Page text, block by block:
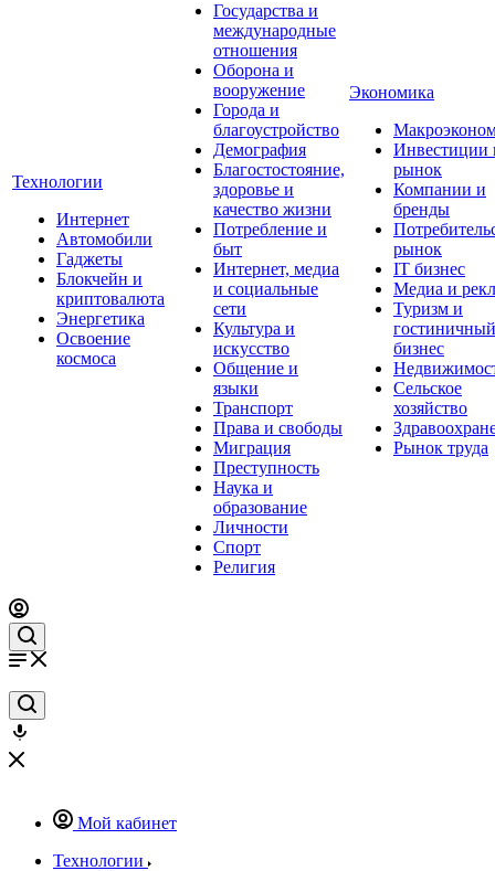
Технологии
Интернет
Автомобили
Гаджеты
Блокчейн и
криптовалюта
Энергетика
Освоение
космоса
Государства и
международные
отношения
Оборона и
вооружение
Города и
благоустройство
Демография
Благостостояние,
здоровье и
качество жизни
Потребление и
быт
Интернет, медиа
и социальные
сети
Культура и
искусство
Общение и
языки
Транспорт
Права и свободы
Миграция
Преступность
Наука и
образование
Личности
Спорт
Религия
Экономика
Инвестиции
рынок
Компании и
бренды
рынок
IT бизнес
Медиа и
Туризм и
гостиничный
бизнес
Сельское
хозяйство
Рынок труда
Мой кабинет
Технологии